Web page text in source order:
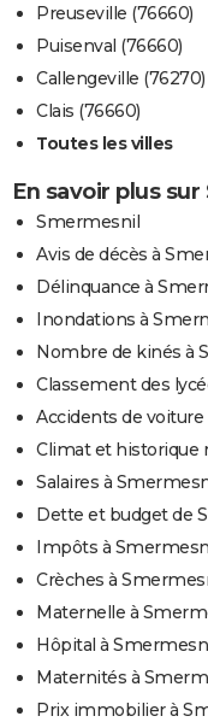
Preuseville (76660)
Puisenval (76660)
Callengeville (76270)
Clais (76660)
Toutes les villes
En savoir plus sur
Smermesnil
Avis de décès à
Délinquance à
Inondations à
Nombre de kinés à
Classement des
Accidents de
Climat et historique
Salaires à
Dette et budget de
Impôts à
Crèches à
Maternelle à
Hôpital à
Maternités à
Prix immobilier à